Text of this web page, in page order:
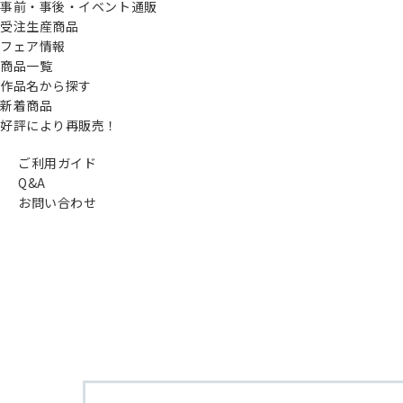
事前・事後・イベント通販
受注生産商品
フェア情報
商品一覧
作品名から探す
新着商品
好評により再販売！
ご利用ガイド
Q&A
お問い合わせ